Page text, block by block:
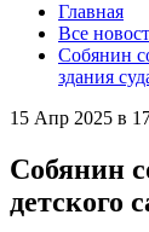
Главная
Все
Собянин
здания
15 Апр 2025 в
Собянин
детского